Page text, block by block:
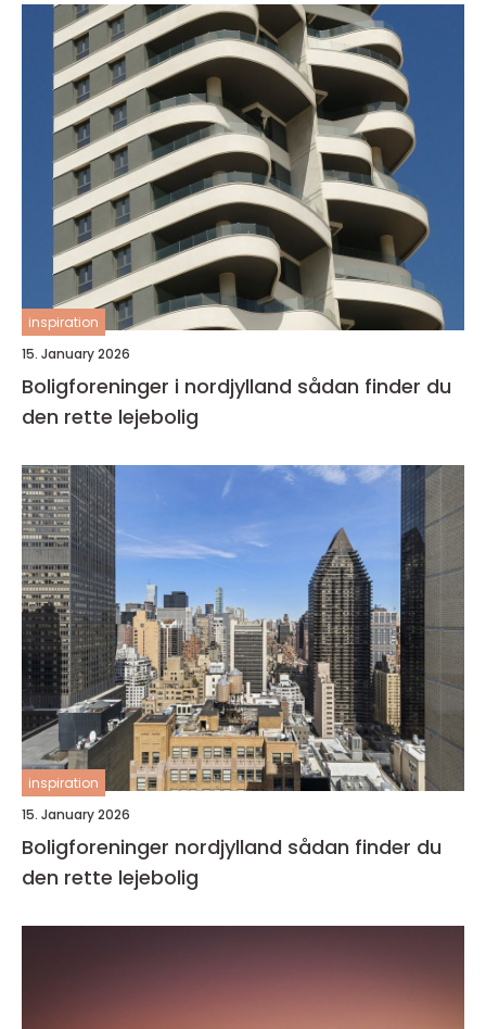
inspiration
15. January 2026
Boligforeninger i nordjylland sådan finder du
den rette lejebolig
inspiration
15. January 2026
Boligforeninger nordjylland sådan finder du
den rette lejebolig